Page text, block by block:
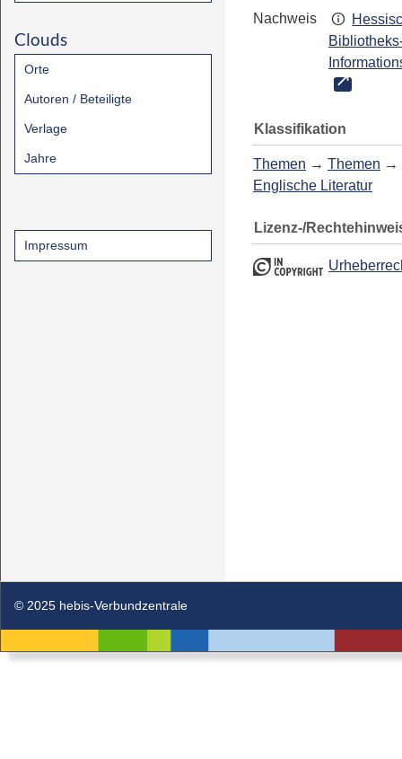
Clouds
Orte
Autoren / Beteiligte
Verlage
Jahre
Impressum
Nachweis
Klassifikation
Themen → Themen →
Englische Literatur
Lizenz-/
© 2025 hebis-Verbundzentrale